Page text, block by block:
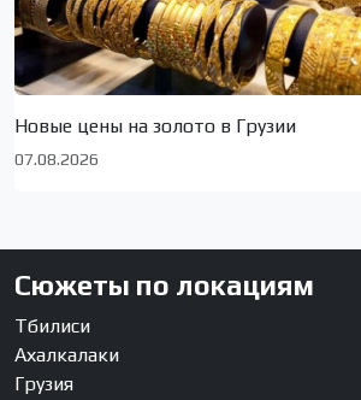
Новые цены на золото в Грузии
07.08.2026
Сюжеты по локациям
Тбилиси
Ахалкалаки
Грузия